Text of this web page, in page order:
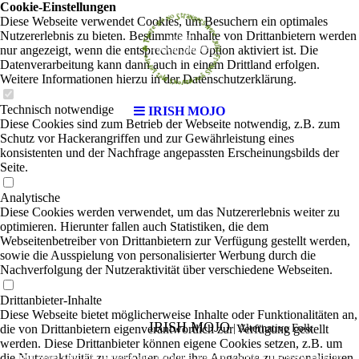
IRISH MOJO
IRISH MOJO|Alternative Folk
Irish Mojo sind fünf Musiker aus Hamburg, die den vielleicht irischsten Folk der
Cookie-Einstellungen
Diese Webseite verwendet Cookies, um Besuchern ein optimales
Nutzererlebnis zu bieten. Bestimmte Inhalte von Drittanbietern werden
nur angezeigt, wenn die entsprechende Option aktiviert ist. Die
Datenverarbeitung kann dann auch in einem Drittland erfolgen.
Weitere Informationen hierzu in der Datenschutzerklärung.
Technisch notwendige
Diese Cookies sind zum Betrieb der Webseite notwendig, z.B. zum
Schutz vor Hackerangriffen und zur Gewährleistung eines
konsistenten und der Nachfrage angepassten Erscheinungsbilds der
Seite.
Analytische
Diese Cookies werden verwendet, um das Nutzererlebnis weiter zu
optimieren. Hierunter fallen auch Statistiken, die dem
Webseitenbetreiber von Drittanbietern zur Verfügung gestellt werden,
sowie die Ausspielung von personalisierter Werbung durch die
Nachverfolgung der Nutzeraktivität über verschiedene Webseiten.
Drittanbieter-Inhalte
Diese Webseite bietet möglicherweise Inhalte oder Funktionalitäten an,
die von Drittanbietern eigenverantwortlich zur Verfügung gestellt
werden. Diese Drittanbieter können eigene Cookies setzen, z.B. um